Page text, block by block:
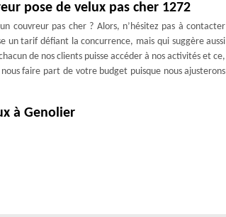
pose de velux pas cher 1272
couvreur pas cher ? Alors, n’hésitez pas à contacter
tarif défiant la concurrence, mais qui suggère aussi
de nos clients puisse accéder à nos activités et ce,
faire part de votre budget puisque nous ajusterons
à Genolier